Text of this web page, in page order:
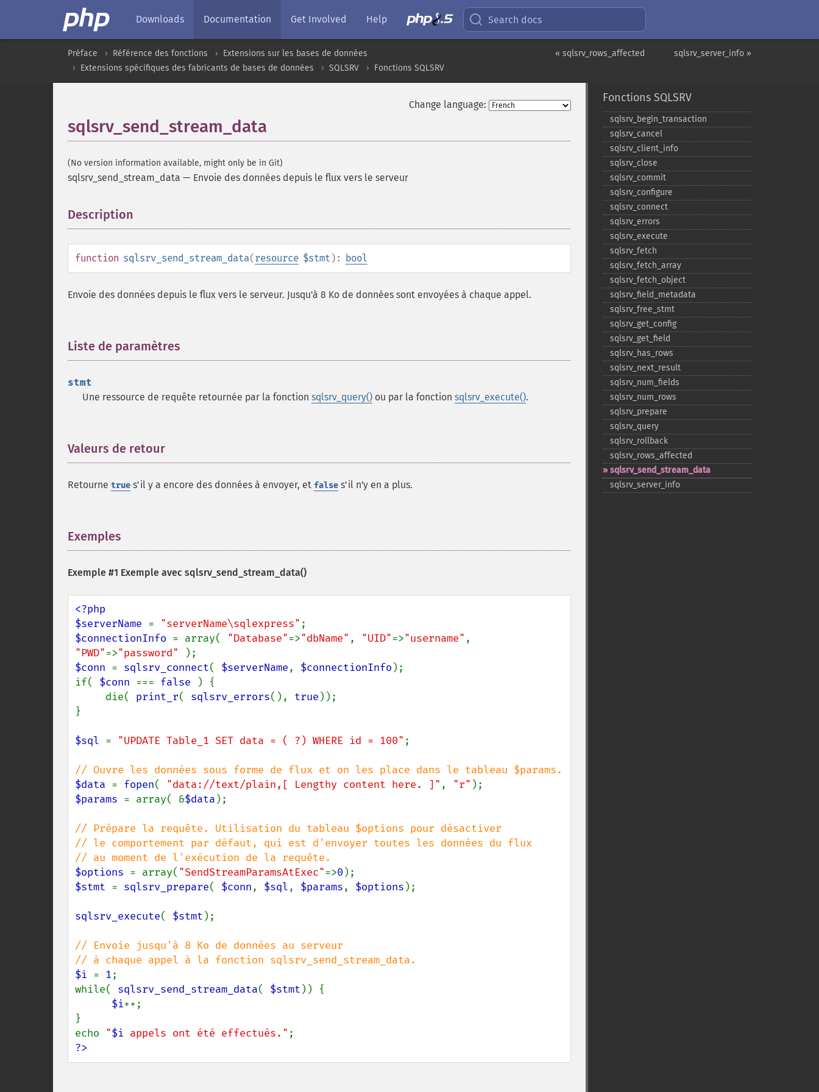
Downloads Documentation Get Involved Help Search docs
sqlsrv_server_info »
« sqlsrv_rows_affected
Préface Référence des fonctions
Extensions sur les bases de données
Extensions spécifiques des fabricants de bases de données
SQLSRV Fonctions SQLSRV
Change language:
sqlsrv_send_stream_data
(No version information available, might only be in Git)
sqlsrv_send_stream_data — Envoie des données depuis le flux vers le serveur
Description
function sqlsrv_send_stream_data(resource $stmt ): bool
Envoie des données depuis le flux vers le serveur. Jusqu'à 8 Ko de données sont envoyées à chaque appel.
Liste de paramètres
stmt
Une ressource de requête retournée par la fonction sqlsrv_query() ou par la fonction sqlsrv_execute().
Valeurs de retour
Retourne true s'il y a encore des données à envoyer, et false s'il n'y en a plus.
Exemples
Exemple #1 Exemple avec sqlsrv_send_stream_data()
<?php
$serverName = "serverName\sqlexpress"
$connectionInfo = array( "Database"=>"dbName" , "UID"=>"username"
"PWD"=>"password"
$conn = sqlsrv_connect( $serverName, $connectionInfo );
if( $conn === false
) {
     die(
print_r( sqlsrv_errors(), true ));
}
$sql = "UPDATE Table_1 SET data = ( ?) WHERE id = 100" ;
$data = fopen( "data://text/plain,[ Lengthy content here. ]" , "r"
$params = array( &$data );
// Prépare la requête. Utilisation du tableau $options pour désactiver
// le comportement par défaut, qui est d'envoyer toutes les données du flux
$options = array( "SendStreamParamsAtExec"=>0
$stmt = sqlsrv_prepare( $conn, $sql, $params, $options );
sqlsrv_execute( $stmt );
// Envoie jusqu'à 8 Ko de données au serveur
$i = 1;
while( sqlsrv_send_stream_data( $stmt )) {
$i++;
}
echo "$i appels ont été effectués."
?>
Fonctions SQLSRV
sqlsrv_​begin_​transaction
sqlsrv_​cancel
sqlsrv_​client_​info
sqlsrv_​close
sqlsrv_​commit
sqlsrv_​configure
sqlsrv_​connect
sqlsrv_​errors
sqlsrv_​execute
sqlsrv_​fetch
sqlsrv_​fetch_​array
sqlsrv_​fetch_​object
sqlsrv_​field_​metadata
sqlsrv_​free_​stmt
sqlsrv_​get_​config
sqlsrv_​get_​field
sqlsrv_​has_​rows
sqlsrv_​next_​result
sqlsrv_​num_​fields
sqlsrv_​num_​rows
sqlsrv_​prepare
sqlsrv_​query
sqlsrv_​rollback
sqlsrv_​rows_​affected
sqlsrv_​send_​stream_​data
sqlsrv_​server_​info